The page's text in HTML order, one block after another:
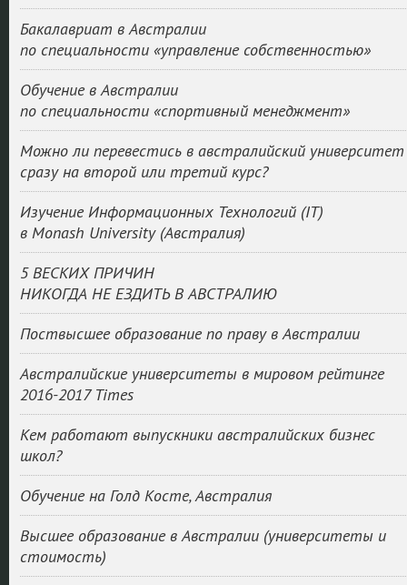
Бакалавриат в Австралии
по специальности «управление собственностью»
Обучение в Австралии
по специальности «спортивный менеджмент»
Можно ли перевестись в австралийский университет
сразу на второй или третий курс?
Изучение Информационных Технологий (IT)
в Monash University (Австралия)
5 ВЕСКИХ ПРИЧИН
НИКОГДА НЕ ЕЗДИТЬ В АВСТРАЛИЮ
Поствысшее образование по праву в Австралии
Австралийские университеты в мировом рейтинге
2016-2017 Times
Кем работают выпускники австралийских бизнес
школ?
Обучение на Голд Косте, Австралия
Высшее образование в Австралии (университеты и
стоимость)